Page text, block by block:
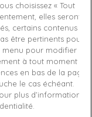
choisissez « Tout
elles seront
certains contenus et
être pertinents pour
menu pour modifier
à tout moment
en bas de la page
le cas échéant.
plus d’informations,